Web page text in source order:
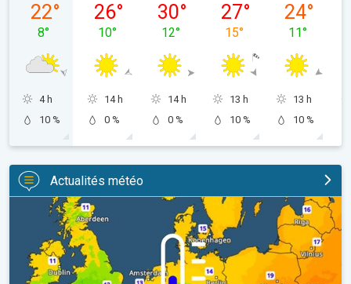
22°
8°
4 h
10 %
26°
10°
14 h
0 %
30°
12°
14 h
0 %
27°
15°
13 h
10 %
24°
11°
13 h
10 %
Actualités météo
Des nuits plus fraîches en perspective. Europe occidentale. . .